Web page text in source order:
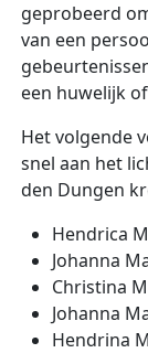
geprobeerd
van een
een huwelijk
Het volgende
snel aan het
den Dungen
Hendrica
Johanna
Christina
Johanna
Hendrina